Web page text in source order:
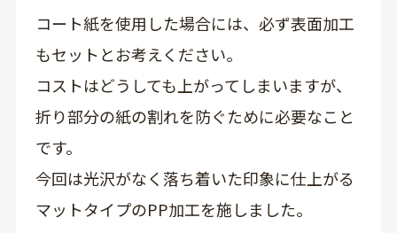
コート紙を使用した場合には、必ず表面加工
もセットとお考えください。
コストはどうしても上がってしまいますが、
折り部分の紙の割れを防ぐために必要なこと
です。
今回は光沢がなく落ち着いた印象に仕上がる
マットタイプのPP加工を施しました。